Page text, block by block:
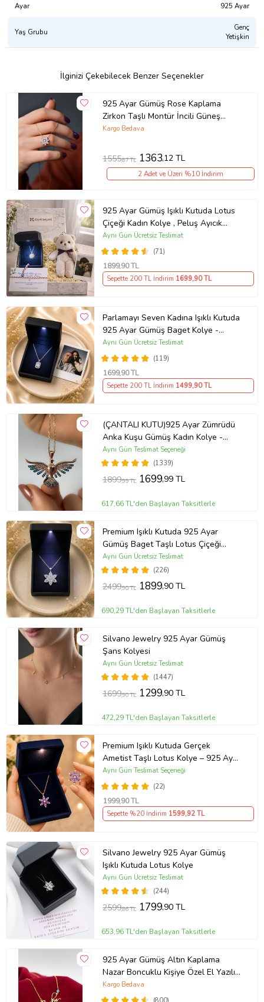
Ayar 925 Ayar
Yaş Grubu
Genç
Yetişkin
İlginizi Çekebilecek Benzer Seçenekler
925 Ayar Gümüş Rose Kaplama
Zirkon Taşlı Montür İncili Güneş
Kolye
Kargo Bedava
1555,87 TL 1363,12 TL
2 Adet ve Üzeri %10 İndirim
925 Ayar Gümüş Işıklı Kutuda Lotus
Çiçeği Kadın Kolye , Peluş Ayıcık
Anahtarlık Marteniçka Bileklik,
Polaroid Fotoğraf Hediye
(71)
Aynı Gün Ücretsiz Teslimat
1899,90 TL
Sepette 200 TL İndirim 1699,90 TL
Parlamayı Seven Kadına Işıklı Kutuda
925 Ayar Gümüş Baget Kolye -
Kişiye Özel Fotoğraf Hediye
(119)
Aynı Gün Ücretsiz Teslimat
1699,90 TL
Sepette 200 TL İndirim 1499,90 TL
(ÇANTALI KUTU)925 Ayar Zümrüdü
Anka Kuşu Gümüş Kadın Kolye -
MAVİ
(1339)
Aynı Gün Teslimat Seçeneği
1899,99 TL 1699,99 TL
617,66 TL'den Başlayan Taksitlerle
Premium Işıklı Kutuda 925 Ayar
Gümüş Baget Taşlı Lotus Çiçeği
Kolye
(226)
Aynı Gün Ücretsiz Teslimat
2499,90 TL 1899,90 TL
690,29 TL'den Başlayan Taksitlerle
Silvano Jewelry 925 Ayar Gümüş
Şans Kolyesi
(1447)
Aynı Gün Ücretsiz Teslimat
1699,90 TL 1299,90 TL
472,29 TL'den Başlayan Taksitlerle
Premium Işıklı Kutuda Gerçek
Ametist Taşlı Lotus Kolye – 925 Ayar
Gümüş Kadın Kolye
(22)
Aynı Gün Teslimat Seçeneği
1999,90 TL
Sepette %20 İndirim 1599,92 TL
Silvano Jewelry 925 Ayar Gümüş
Işıklı Kutuda Lotus Kolye
(244)
Aynı Gün Ücretsiz Teslimat
2599,86 TL 1799,90 TL
653,96 TL'den Başlayan Taksitlerle
925 Ayar Gümüş Altın Kaplama
Nazar Boncuklu Kişiye Özel El Yazılı
Kolye (Sarı)
Kargo Bedava